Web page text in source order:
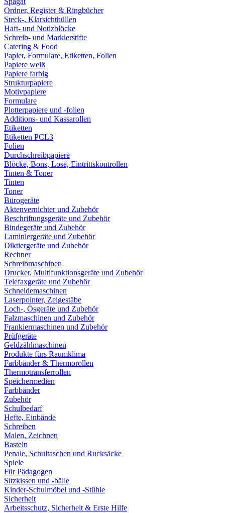
Ordner, Register & Ringbücher
Steck-, Klarsichthüllen
Haft- und Notizblöcke
Schreib- und Markierstifte
Catering & Food
Papier, Formulare, Etiketten, Folien
Papiere weiß
Papiere farbig
Strukturpapiere
Motivpapiere
Formulare
Plotterpapiere und -folien
Additions- und Kassarollen
Etiketten
Etiketten PCL3
Folien
Durchschreibpapiere
Blöcke, Bons, Lose, Eintrittskontrollen
Tinten & Toner
Tinten
Toner
Bürogeräte
Aktenvernichter und Zubehör
Beschriftungsgeräte und Zubehör
Bindegeräte und Zubehör
Laminiergeräte und Zubehör
Diktiergeräte und Zubehör
Rechner
Schreibmaschinen
Drucker, Multifunktionsgeräte und Zubehör
Telefaxgeräte und Zubehör
Schneidemaschinen
Laserpointer, Zeigestäbe
Loch-, Ösgeräte und Zubehör
Falzmaschinen und Zubehör
Frankiermaschinen und Zubehör
Prüfgeräte
Geldzählmaschinen
Produkte fürs Raumklima
Farbbänder & Thermorollen
Thermotransferrollen
Speichermedien
Farbbänder
Zubehör
Schulbedarf
Hefte, Einbände
Schreiben
Malen, Zeichnen
Basteln
Penale, Schultaschen und Rucksäcke
Spiele
Für Pädagogen
Sitzkissen und -bälle
Kinder-Schulmöbel und -Stühle
Sicherheit
Arbeitsschutz, Sicherheit & Erste Hilfe